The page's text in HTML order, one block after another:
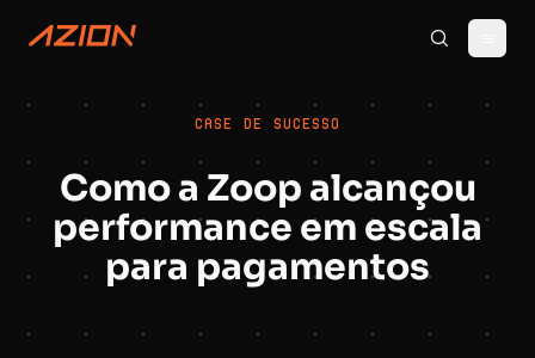
CASE DE SUCESSO
Como a Zoop alcançou
performance em escala
para pagamentos